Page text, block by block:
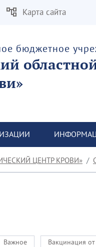
Карта сайта
бюджетное
ЦЕНТР КРОВИ»
Важное Вакцинация